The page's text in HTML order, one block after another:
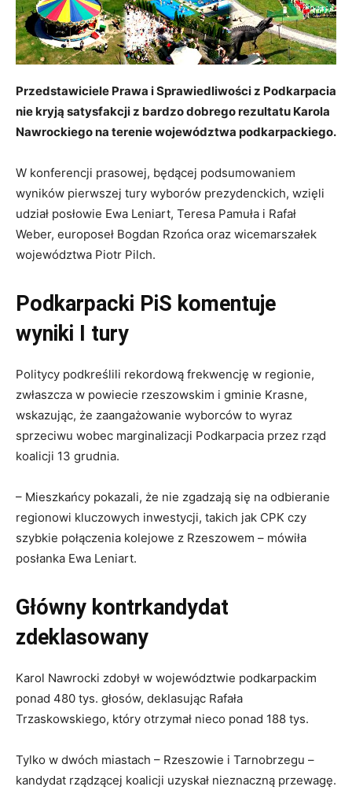
Przedstawiciele Prawa i Sprawiedliwości z Podkarpacia
nie kryją satysfakcji z bardzo dobrego rezultatu Karola
Nawrockiego na terenie województwa podkarpackiego.
W konferencji prasowej, będącej podsumowaniem
wyników pierwszej tury wyborów prezydenckich, wzięli
udział posłowie Ewa Leniart, Teresa Pamuła i Rafał
Weber, europoseł Bogdan Rzońca oraz wicemarszałek
województwa Piotr Pilch.
Podkarpacki PiS komentuje
wyniki I tury
Politycy podkreślili rekordową frekwencję w regionie,
zwłaszcza w powiecie rzeszowskim i gminie Krasne,
wskazując, że zaangażowanie wyborców to wyraz
sprzeciwu wobec marginalizacji Podkarpacia przez rząd
koalicji 13 grudnia.
– Mieszkańcy pokazali, że nie zgadzają się na odbieranie
regionowi kluczowych inwestycji, takich jak CPK czy
szybkie połączenia kolejowe z Rzeszowem – mówiła
posłanka Ewa Leniart.
Główny kontrkandydat
zdeklasowany
Karol Nawrocki zdobył w województwie podkarpackim
ponad 480 tys. głosów, deklasując Rafała
Trzaskowskiego, który otrzymał nieco ponad 188 tys.
Tylko w dwóch miastach – Rzeszowie i Tarnobrzegu –
kandydat rządzącej koalicji uzyskał nieznaczną przewagę.